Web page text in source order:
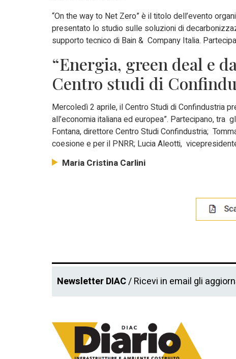
“On the way to Net Zero” è il titolo dell’evento
presentato lo studio sulle soluzioni di
supporto tecnico di Bain & Company Italia.
“Energia, green deal e
Centro studi di
Mercoledì 2 aprile, il Centro Studi di Confindustria
all’economia italiana ed europea”. Partecipano,
Fontana, direttore Centro Studi Confindustria;
coesione e per il PNRR; Lucia Aleotti,
Maria Cristina Carlini
Newsletter DIAC/ Ricevi in email gli